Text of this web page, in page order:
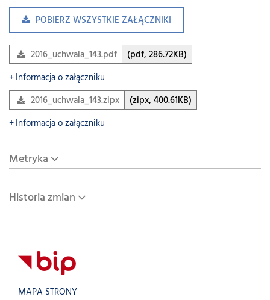
POBIERZ WSZYSTKIE ZAŁĄCZNIKI
2016_uchwala_143.pdf
(pdf, 286.72KB)
Informacja o załączniku
2016_uchwala_143.zipx
(zipx, 400.61KB)
Informacja o załączniku
Metryka
Historia zmian
MAPA STRONY